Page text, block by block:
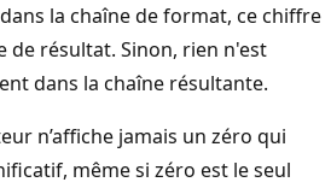
la chaîne de format, ce chiffre
de résultat. Sinon, rien n'est
dans la chaîne résultante.
n’affiche jamais un zéro qui
même si zéro est le seul